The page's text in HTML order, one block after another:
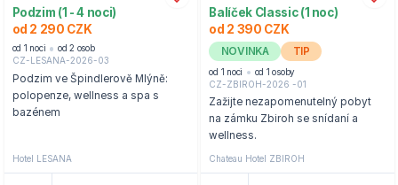
Podzim (1 - 4 noci)
od 2 290 CZK
od 1 noci
od 2 osob
CZ-LESANA-2026-03
Podzim ve Špindlerově Mlýně:
polopenze, wellness a spa s
bazénem
Hotel LESANA
Balíček Classic (1 noc)
od 2 390 CZK
NOVINKA TIP
od 1 noci
od 1 osoby
CZ-ZBIROH-2026 -01
Zažijte nezapomenutelný pobyt
na zámku Zbiroh se snídaní a
wellness.
Chateau Hotel ZBIROH